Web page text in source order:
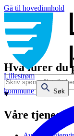
Gå til hovedinnhold
Lillestrøm
kommune
Søk
Hva lurer du
Våre tjenester